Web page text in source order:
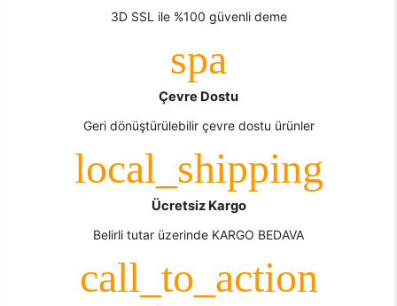
3D SSL ile %100 güvenli deme
Çevre Dostu
Geri dönüştürülebilir çevre dostu ürünler
Ücretsiz Kargo
Belirli tutar üzerinde KARGO BEDAVA